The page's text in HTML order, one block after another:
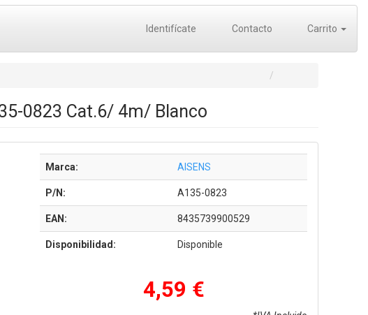
Identifícate Contacto Carrito
0823 Cat.6/ 4m/ Blanco
Marca: AISENS
P/N: A135-0823
EAN: 8435739900529
Disponibilidad: Disponible
4,59 €